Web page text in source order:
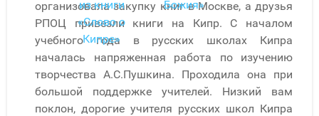
из книги
«Слово о
Кипре»
Божия»
организовала закупку книг в Москве, а друзья
РПОЦ привезли книги на Кипр. С началом
учебного года в русских школах Кипра
началась напряженная работа по изучению
творчества А.С.Пушкина. Проходила она при
большой поддержке учителей. Низкий вам
поклон, дорогие учителя русских школ Кипра